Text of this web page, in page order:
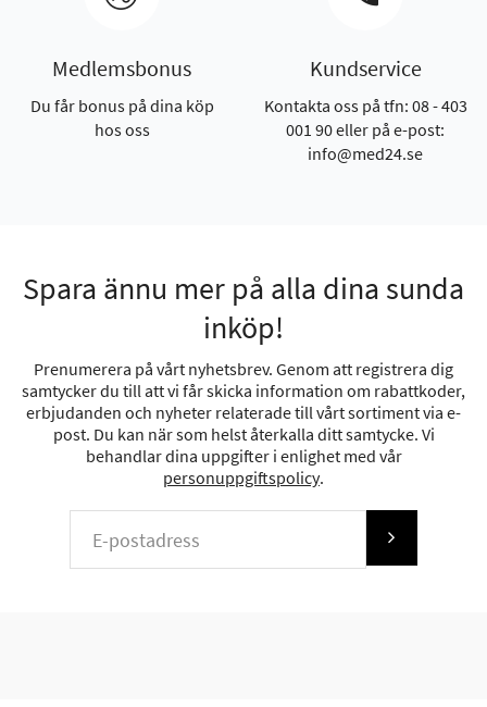
Medlemsbonus
Du får bonus på dina köp
hos oss
Kundservice
Kontakta oss på tfn: 08 - 403
001 90 eller på e-post:
info@med24.se
Spara ännu mer på alla dina sunda
inköp!
Prenumerera på vårt nyhetsbrev. Genom att registrera dig
samtycker du till att vi får skicka information om rabattkoder,
erbjudanden och nyheter relaterade till vårt sortiment via e-
post. Du kan när som helst återkalla ditt samtycke. Vi
behandlar dina uppgifter i enlighet med vår
personuppgiftspolicy.